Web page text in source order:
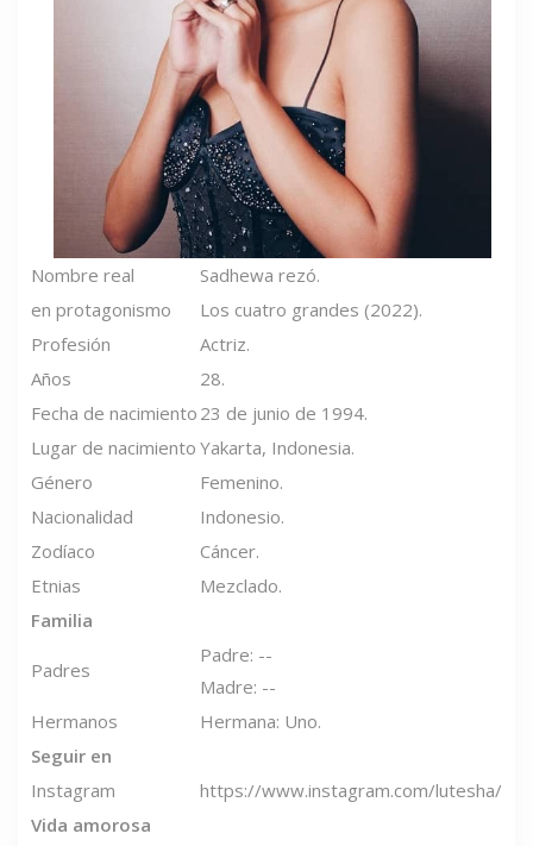
Nombre real
Sadhewa rezó.
en protagonismo
Los cuatro grandes (2022).
Profesión
Actriz.
Años
28.
Fecha de nacimiento 23 de junio de 1994.
Lugar de nacimiento Yakarta, Indonesia.
Género
Femenino.
Nacionalidad
Indonesio.
Zodíaco
Cáncer.
Etnias
Mezclado.
Familia
Padres
Padre: --
Madre: --
Hermanos
Hermana: Uno.
Seguir en
Instagram
https://www.instagram.com/lutesha/
Vida amorosa